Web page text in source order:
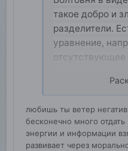
такое добро и
разделители.
уравнение,
отсутствующее
зависнет быть
человечества
из глубокого
для того, чтобы
любишь ты ветер
бесконечно много
энергии и информации
развивает через